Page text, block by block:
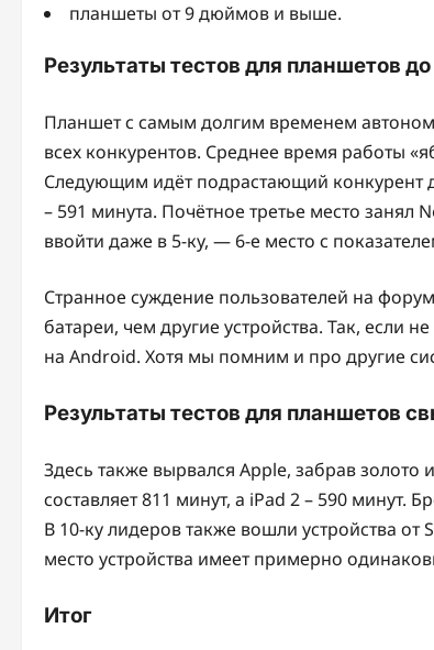
планшеты от 9 дюймов и выше.
Результаты тестов для планшетов
Планшет с самым долгим временем
всех конкурентов. Среднее время работы
Следующим идёт подрастающий конкурент
– 591 минута. Почётное третье место занял
ввойти даже в 5-ку, — 6-е место с
Странное суждение пользователей на
батареи, чем другие устройства. Так, если
на Android. Хотя мы помним и про другие
Результаты тестов для планшетов
Здесь также вырвался Apple, забрав
составляет 811 минут, а iPad 2 – 590 минут.
В 10-ку лидеров также вошли устройства
место устройства имеет примерно
Итог